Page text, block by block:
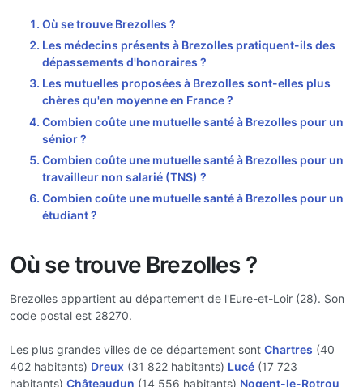
Où se trouve Brezolles ?
Les médecins présents à Brezolles pratiquent-ils des
dépassements d'honoraires ?
Les mutuelles proposées à Brezolles sont-elles plus
chères qu'en moyenne en France ?
Combien coûte une mutuelle santé à Brezolles pour un
sénior ?
Combien coûte une mutuelle santé à Brezolles pour un
travailleur non salarié (TNS) ?
Combien coûte une mutuelle santé à Brezolles pour un
étudiant ?
Où se trouve Brezolles ?
Brezolles appartient au département de l'Eure-et-Loir (28). Son
code postal est 28270.
Les plus grandes villes de ce département sont Chartres (40
402 habitants) Dreux (31 822 habitants) Lucé (17 723
habitants) Châteaudun (14 556 habitants) Nogent-le-Rotrou